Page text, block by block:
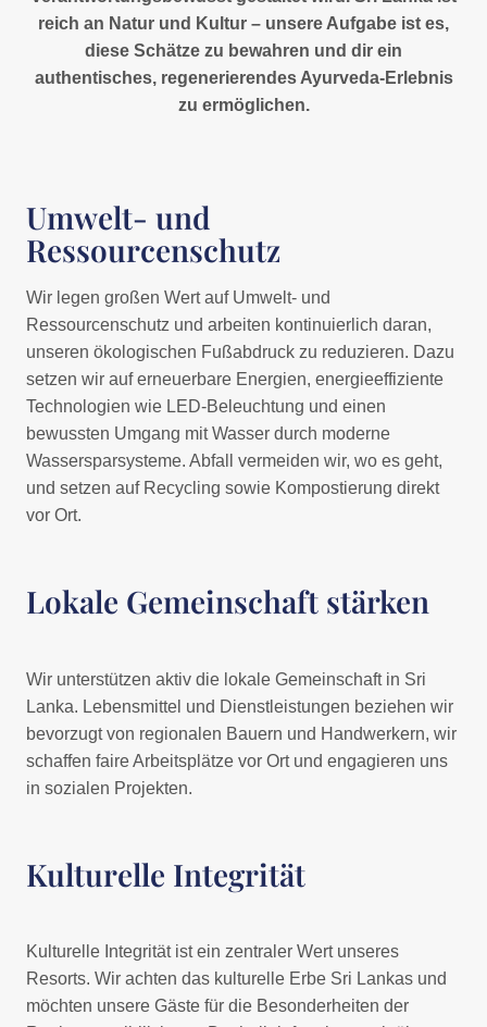
reich an Natur und Kultur – unsere Aufgabe ist es,
diese Schätze zu bewahren und dir ein
authentisches, regenerierendes Ayurveda-Erlebnis
zu ermöglichen.
Umwelt- und
Ressourcenschutz
Wir legen großen Wert auf Umwelt- und
Ressourcenschutz und arbeiten kontinuierlich daran,
unseren ökologischen Fußabdruck zu reduzieren. Dazu
setzen wir auf erneuerbare Energien, energieeffiziente
Technologien wie LED-Beleuchtung und einen
bewussten Umgang mit Wasser durch moderne
Wassersparsysteme. Abfall vermeiden wir, wo es geht,
und setzen auf Recycling sowie Kompostierung direkt
vor Ort.
Lokale Gemeinschaft stärken
Wir unterstützen aktiv die lokale Gemeinschaft in Sri
Lanka. Lebensmittel und Dienstleistungen beziehen wir
bevorzugt von regionalen Bauern und Handwerkern, wir
schaffen faire Arbeitsplätze vor Ort und engagieren uns
in sozialen Projekten.
Kulturelle Integrität
Kulturelle Integrität ist ein zentraler Wert unseres
Resorts. Wir achten das kulturelle Erbe Sri Lankas und
möchten unsere Gäste für die Besonderheiten der